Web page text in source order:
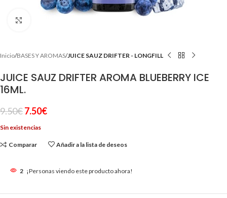
Inicio BASES Y AROMAS JUICE SAUZ DRIFTER - LONGFILL
JUICE SAUZ DRIFTER AROMA BLUEBERRY ICE
16ML.
9.50€7.50€
Sin existencias
Comparar Añadir a la lista de deseos
2 ¡Personas viendo este producto ahora!